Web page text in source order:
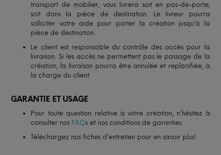
transport de mobilier, vous livrera soit en pas-de-porte,
soit dans la pièce de destination. Le livreur pourra
solliciter votre aide pour porter la création jusqu’à la
pièce de destination.
Le client est responsable du contrôle des accès pour la
livraison. Si les accès ne permettent pas le passage de la
création, la livraison pourra être annulée et replanifiée, à
la charge du client.
GARANTIE ET USAGE
Pour toute question relative à votre création, n’hésitez à
consulter nos FAQs et nos conditions de garanties.
Téléchargez nos fiches d’entretien pour en savoir plus!